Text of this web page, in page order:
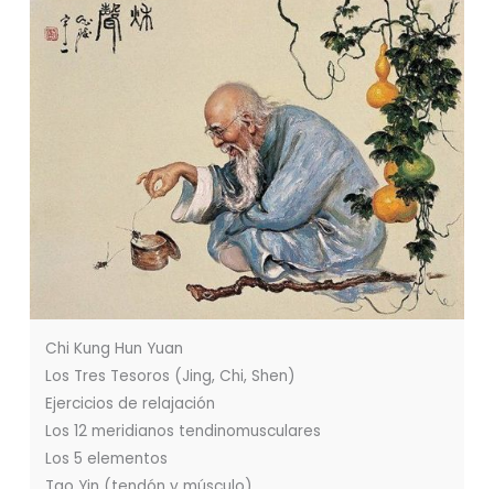
Chi Kung Hun Yuan
Los Tres Tesoros (Jing, Chi, Shen)
Ejercicios de relajación
Los 12 meridianos tendinomusculares
Los 5 elementos